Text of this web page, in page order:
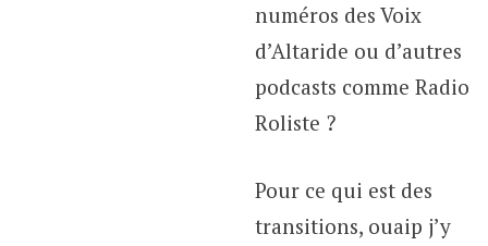
numéros des Voix
d’Altaride ou d’autres
podcasts comme Radio
Roliste ?
Pour ce qui est des
transitions, ouaip j’y